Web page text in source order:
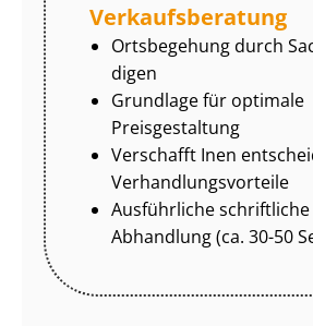
Ver­kaufs­be­ra­tung
Ortsbegehung durch
di­gen
Grundlage für optimale
Preisgestaltung
Verschafft Inen
Ver­hand­lungs­vor­tei­le
Ausführliche schriftliche
Abhandlung (ca. 30-50